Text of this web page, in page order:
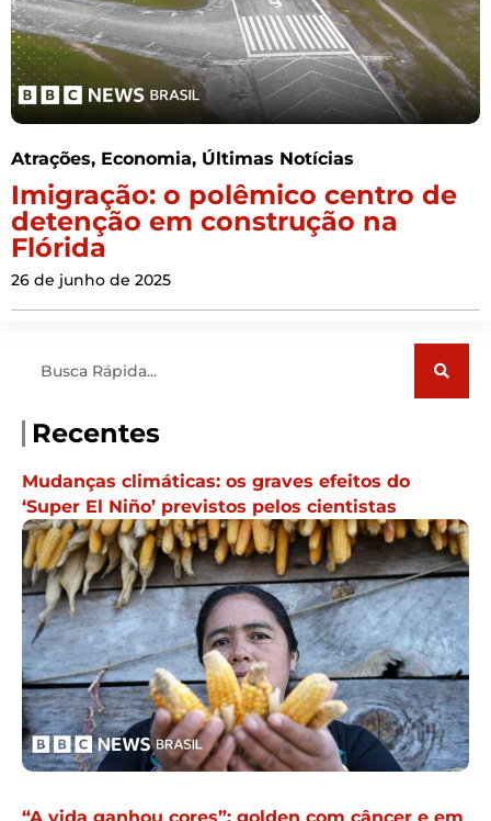
Atrações, Economia, Últimas Notícias
Imigração: o polêmico centro de
detenção em construção na
Flórida
26 de junho de 2025
Recentes
Mudanças climáticas: os graves efeitos do
‘Super El Niño’ previstos pelos cientistas
“A vida ganhou cores”: golden com câncer e em